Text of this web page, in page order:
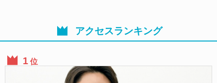
アクセスランキング
位